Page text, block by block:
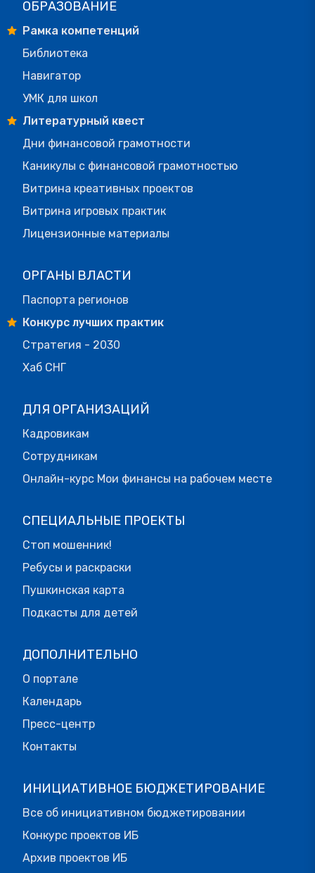
ОБРАЗОВАНИЕ
Рамка компетенций
Библиотека
Навигатор
УМК для школ
Литературный квест
Дни финансовой грамотности
Каникулы с финансовой грамотностью
Витрина креативных проектов
Витрина игровых практик
Лицензионные материалы
ОРГАНЫ ВЛАСТИ
Паспорта регионов
Конкурс лучших практик
Стратегия - 2030
Хаб СНГ
ДЛЯ ОРГАНИЗАЦИЙ
Кадровикам
Сотрудникам
Онлайн-курс Мои финансы на рабочем месте
СПЕЦИАЛЬНЫЕ ПРОЕКТЫ
Стоп мошенник!
Ребусы и раскраски
Пушкинская карта
Подкасты для детей
ДОПОЛНИТЕЛЬНО
О портале
Календарь
Пресс-центр
Контакты
ИНИЦИАТИВНОЕ БЮДЖЕТИРОВАНИЕ
Все об инициативном бюджетировании
Конкурс проектов ИБ
Архив проектов ИБ